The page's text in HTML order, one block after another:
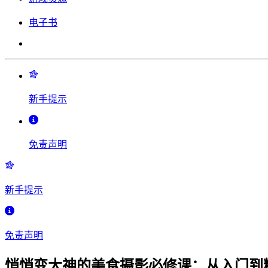
电子书
新手提示
免责声明
新手提示
免责声明